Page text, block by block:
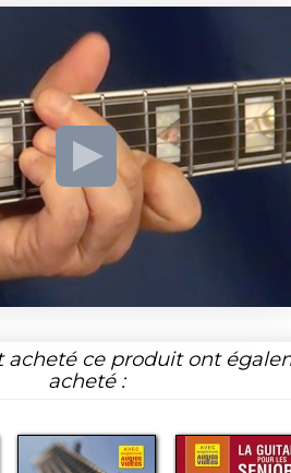
acheté ce produit ont
acheté :